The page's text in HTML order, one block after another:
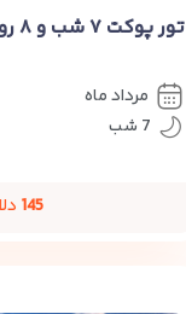
تور پوکت ۷ شب و ۸ روز
مرداد ماه
7 شب
145